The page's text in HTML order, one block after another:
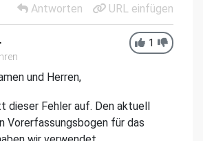
Antworten
URL einfügen
1
und Herren,
dieser Fehler auf. Den aktuell
Vorerfassungsbogen für das